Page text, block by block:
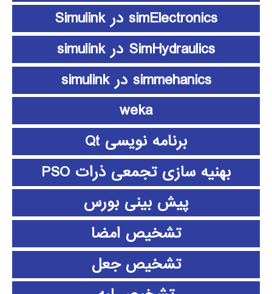
simElectronics در Simulink
SimHydraulics در simulink
simmehanics در simulink
weka
برنامه نویسی Qt
بهنیه سازی تجمعی ذرات PSO
پیش بینی بورس
تشخیص امضا
تشخیص جعل